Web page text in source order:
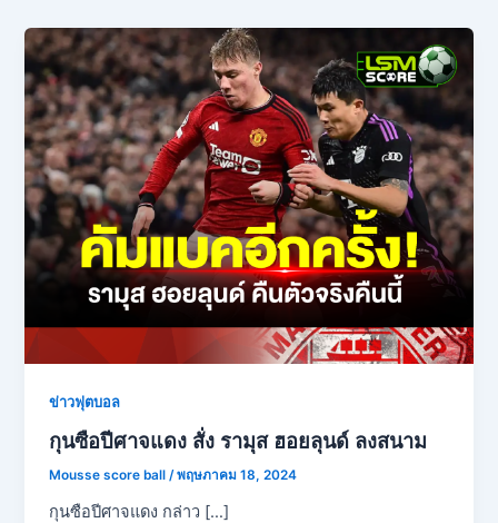
ข่าวฟุตบอล
กุนซือปีศาจแดง สั่ง รามุส ฮอยลุนด์ ลงสนาม
Mousse score ball/พฤษภาคม 18, 2024
กุนซือปีศาจแดง กล่าว […]